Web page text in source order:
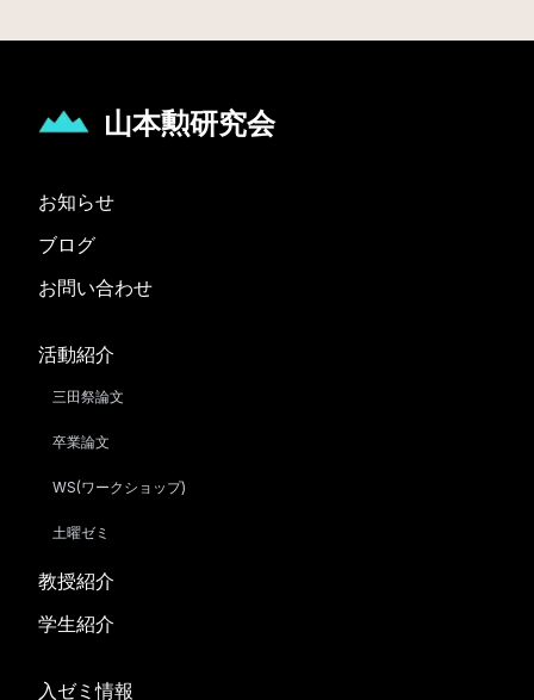
山本勲研究会
お知らせ
ブログ
お問い合わせ
活動紹介
三田祭論文
卒業論文
WS(ワークショップ)
土曜ゼミ
教授紹介
学生紹介
入ゼミ情報